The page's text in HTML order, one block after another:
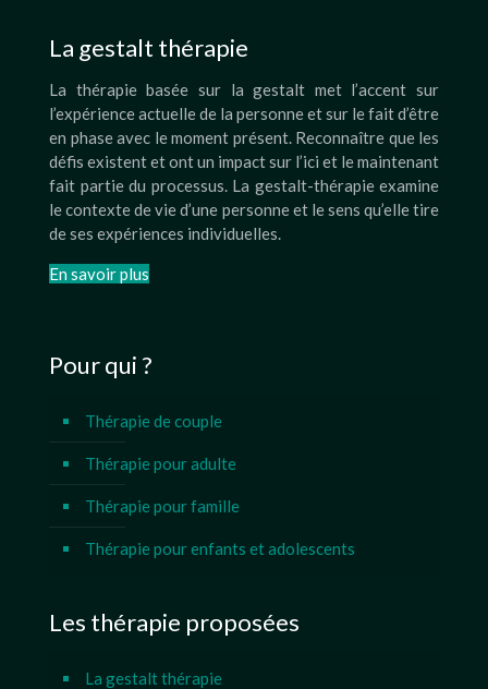
La gestalt thérapie
La thérapie basée sur la gestalt met l’accent sur
l’expérience actuelle de la personne et sur le fait d’être
en phase avec le moment présent. Reconnaître que les
défis existent et ont un impact sur l’ici et le maintenant
fait partie du processus. La gestalt-thérapie examine
le contexte de vie d’une personne et le sens qu’elle tire
de ses expériences individuelles.
En savoir plus
Pour qui ?
Thérapie de couple
Thérapie pour adulte
Thérapie pour famille
Thérapie pour enfants et adolescents
Les thérapie proposées
La gestalt thérapie